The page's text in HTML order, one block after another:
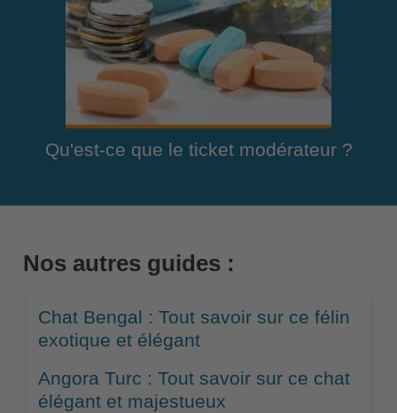
Qu'est-ce que le ticket modérateur ?
Nos autres guides :
Chat Bengal : Tout savoir sur ce félin
exotique et élégant
Angora Turc : Tout savoir sur ce chat
élégant et majestueux